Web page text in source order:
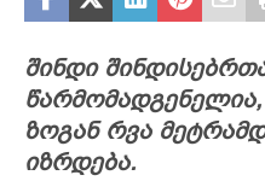
შინდი
წარმომადგენელია,
ზოგან რვა
იზრდება.